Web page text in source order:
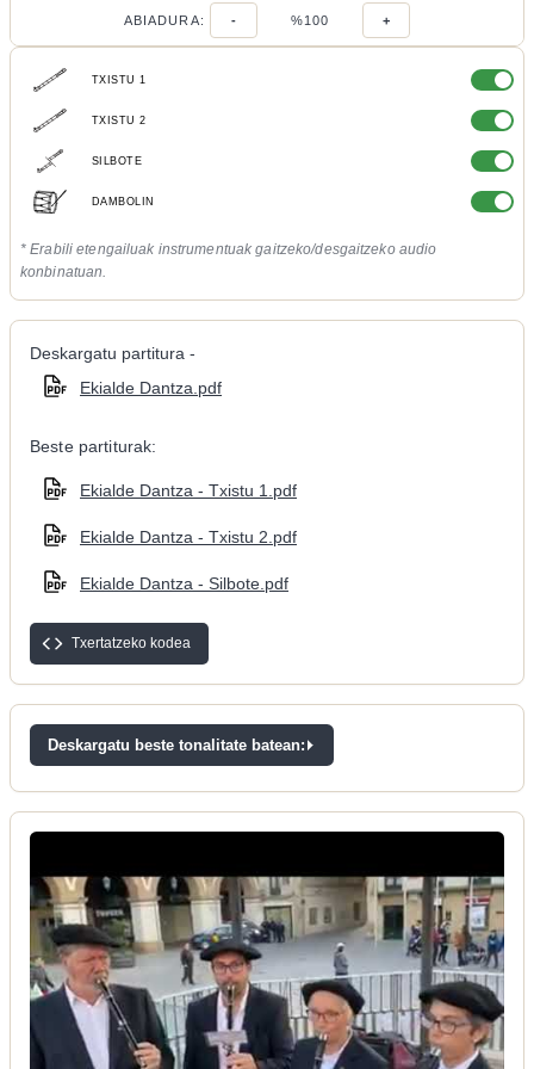
ABIADURA: - %100 +
TXISTU 1
TXISTU 2
SILBOTE
DAMBOLIN
* Erabili etengailuak instrumentuak gaitzeko/desgaitzeko audio
konbinatuan.
Deskargatu partitura -
Ekialde Dantza.pdf
Beste partiturak:
Ekialde Dantza - Txistu 1.pdf
Ekialde Dantza - Txistu 2.pdf
Ekialde Dantza - Silbote.pdf
Txertatzeko kodea
Deskargatu beste tonalitate batean: